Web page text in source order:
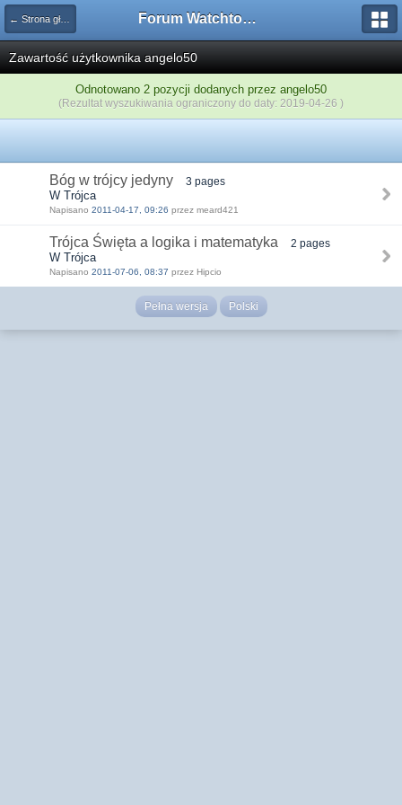
← Strona główna Forum Watchtower
Zawartość użytkownika angelo50
Odnotowano 2 pozycji dodanych przez angelo50
(Rezultat wyszukiwania ograniczony do daty: 2019-04-26 )
Bóg w trójcy jedyny 3 pages
W Trójca
Napisano 2011-04-17, 09:26 przez meard421
Trójca Święta a logika i matematyka 2 pages
W Trójca
Napisano 2011-07-06, 08:37 przez Hipcio
Pełna wersja Polski